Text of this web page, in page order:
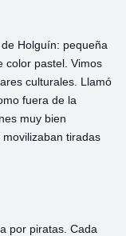
Holguín: pequeña
color pastel. Vimos
culturales. Llamó
fuera de la
muy bien
tiradas
por piratas. Cada